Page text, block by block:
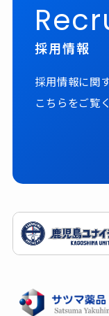
採用情報
採用情報に関
こちらをご覧